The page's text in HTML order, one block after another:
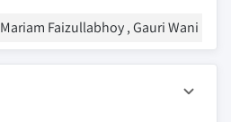
Mariam Faizullabhoy , Gauri Wani